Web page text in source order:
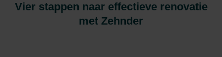
Vier stappen naar effectieve renovatie
met Zehnder